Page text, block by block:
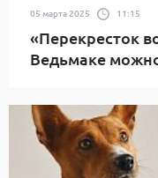
05 марта 2025 11:15
«Перекресток
Ведьмаке